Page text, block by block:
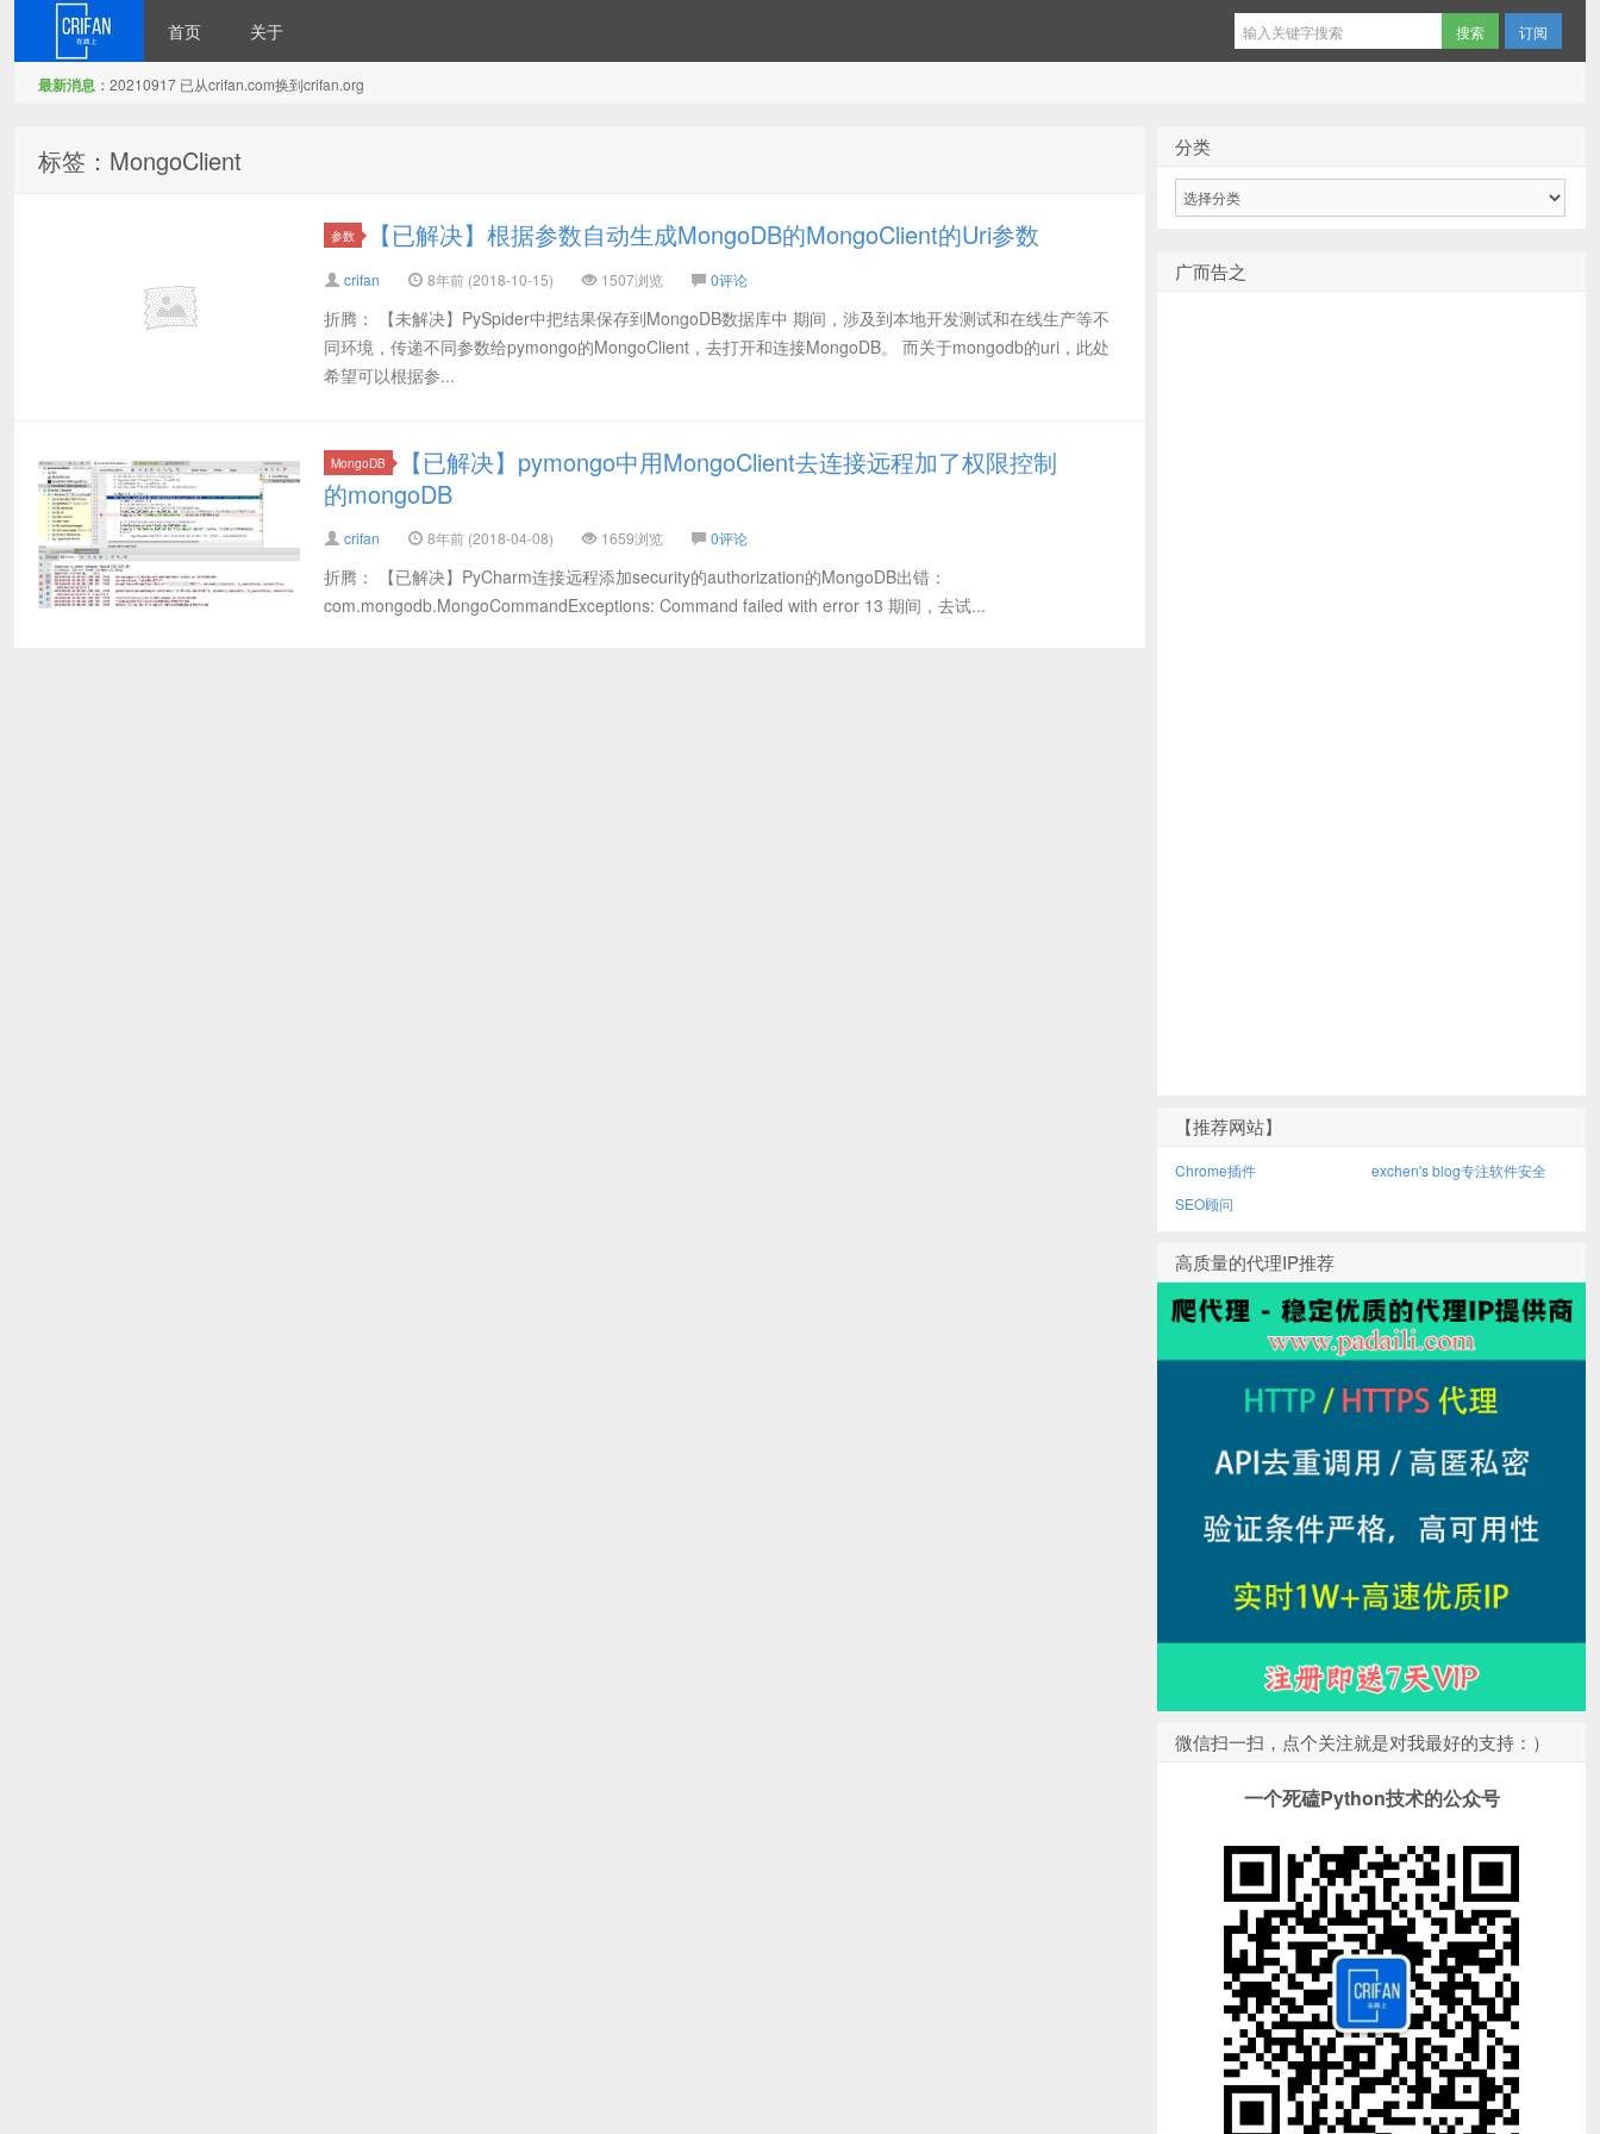
首页 关于 订阅
最新消息： 20210917 已从crifan.com换到crifan.org
标签：MongoClient
参数 【已解决】根据参数自动生成MongoDB的MongoClient的Uri参数
crifan 8年前 (2018-10-15) 1507浏览 0评论
折腾： 【未解决】PySpider中把结果保存到MongoDB数据库中 期间，涉及到本地开发测试和在线生产等不
同环境，传递不同参数给pymongo的MongoClient，去打开和连接MongoDB。 而关于mongodb的uri，此处
希望可以根据参...
MongoDB
【已解决】pymongo中用MongoClient去连接远程加了权限控制
的mongoDB
crifan 8年前 (2018-04-08) 1659浏览 0评论
折腾： 【已解决】PyCharm连接远程添加security的authorization的MongoDB出错：
com.mongodb.MongoCommandExceptions: Command failed with error 13 期间，去试...
分类
广而告之
【推荐网站】
Chrome插件
exchen's blog专注软件安全
SEO顾问
高质量的代理IP推荐
微信扫一扫，点个关注就是对我最好的支持：）
一个死磕Python技术的公众号